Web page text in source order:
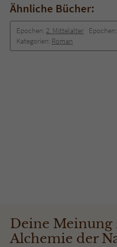
Ähnliche Bücher:
Epochen: 2. Mittelalter Epochen:
Kategorien: Roman
Deine Meinung
Alchemie der